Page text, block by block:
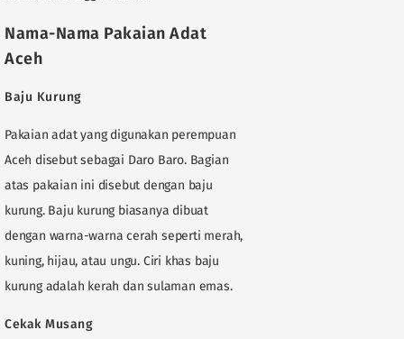
Nama-Nama Pakaian Adat
Aceh
Baju Kurung
Pakaian adat yang digunakan perempuan
Aceh disebut sebagai Daro Baro. Bagian
atas pakaian ini disebut dengan baju
kurung. Baju kurung biasanya dibuat
dengan warna-warna cerah seperti merah,
kuning, hijau, atau ungu. Ciri khas baju
kurung adalah kerah dan sulaman emas.
Cekak Musang